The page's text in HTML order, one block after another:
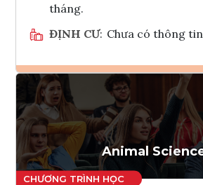
tháng.
ĐỊNH CƯ: Chưa có thông tin
Ghi danh
Tham vấn
Animal